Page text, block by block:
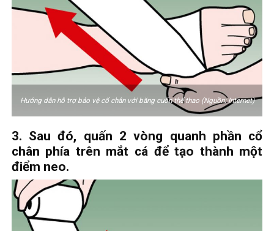
Hướng dẫn hỗ trợ bảo vệ cổ chân với băng cuốn thể thao (Nguồn: Internet)
3. Sau đó, quấn 2 vòng quanh phần cổ
chân phía trên mắt cá để tạo thành một
điểm neo.